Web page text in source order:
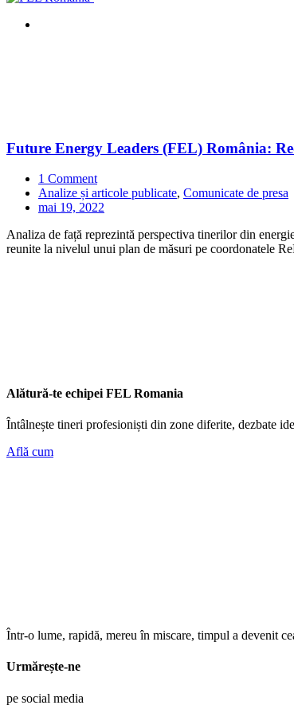
Future Energy Leaders (FEL) România:
1 Comment
Analize și articole publicate, Comunicate de presa
mai 19, 2022
Analiza de față reprezintă perspectiva tinerilor din
reunite la nivelul unui plan de măsuri pe coordonatele
Alătură-te echipei FEL Romania
Întâlnește tineri profesioniști din zone diferite, dezbate
Află cum
Într-o lume, rapidă, mereu în miscare, timpul a devenit
Urmărește-ne
pe social media